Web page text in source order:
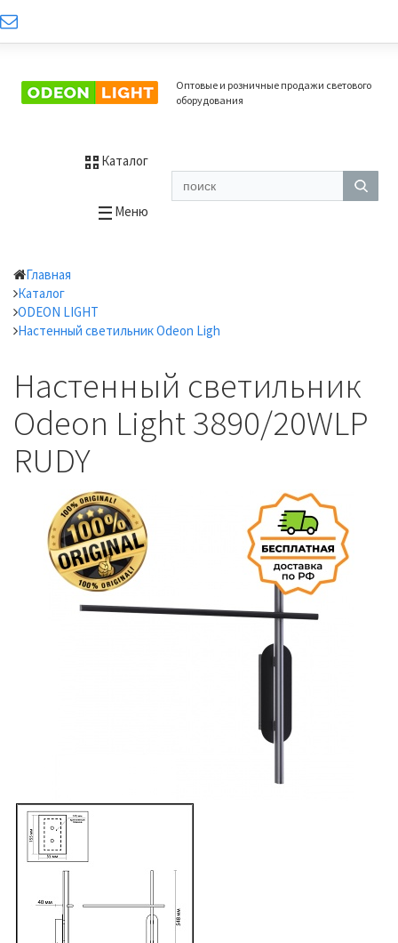
Оптовые и розничные продажи светового
оборудования
Каталог
Меню
Главная
Каталог
ODEON LIGHT
Настенный светильник Odeon Ligh
Настенный светильник
Odeon Light 3890/20WLP
RUDY